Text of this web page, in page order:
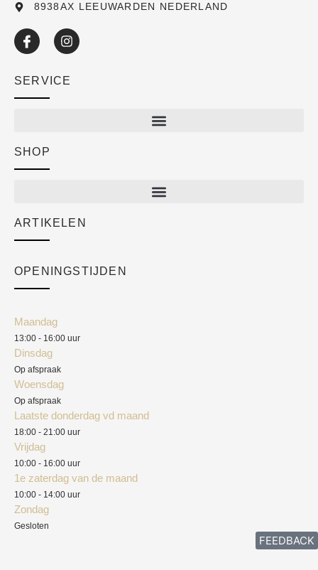
8938AX LEEUWARDEN NEDERLAND
SERVICE
Academy
SHOP
ARTIKELEN
OPENINGSTIJDEN
Maandag
13:00 - 16:00 uur
Dinsdag
Op afspraak
Woensdag
Op afspraak
Laatste donderdag vd maand
18:00 - 21:00 uur
Vrijdag
10:00 - 16:00 uur
1e zaterdag van de maand
10:00 - 14:00 uur
Zondag
Gesloten
FEEDBACK